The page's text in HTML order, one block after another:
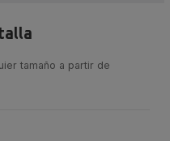
tamaño a partir de